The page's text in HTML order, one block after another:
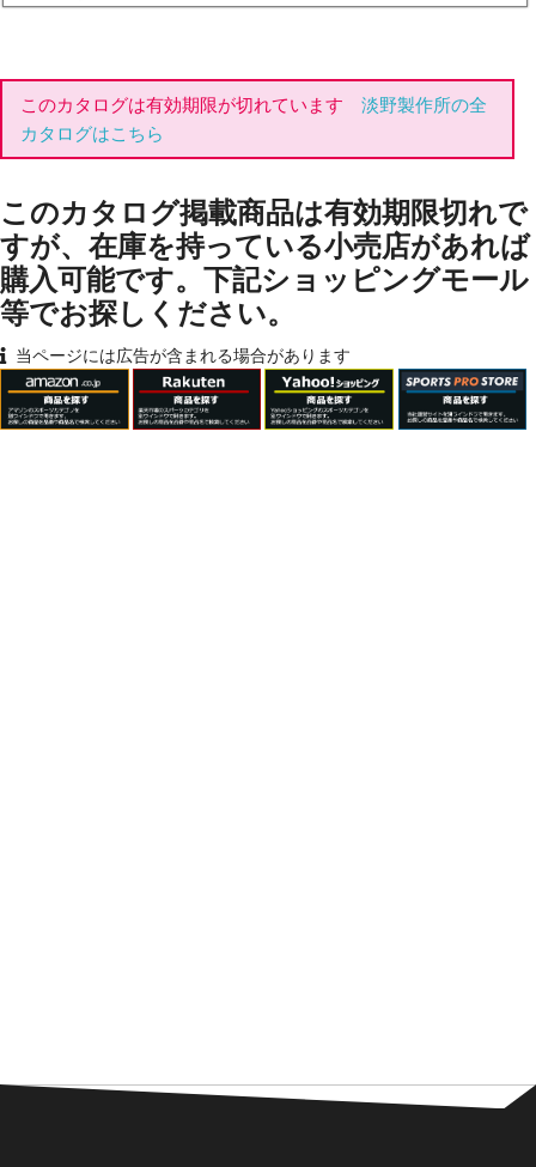
このカタログは有効期限が切れています 淡野製作所の全
カタログはこちら
このカタログ掲載商品は有効期限切れで
すが、在庫を持っている小売店があれば
購入可能です。下記ショッピングモール
等でお探しください。
当ページには広告が含まれる場合があります